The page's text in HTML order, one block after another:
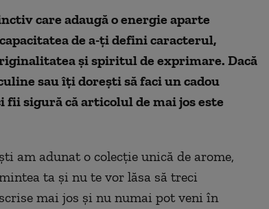
care adaugă o energie aparte
de a-ți defini caracterul,
și spiritul de exprimare. Dacă
sau îți dorești să faci un cadou
sigură că articolul de mai jos este
am adunat o colecție unică de arome,
ta și nu te vor lăsa să treci
mai jos și nu numai pot veni în